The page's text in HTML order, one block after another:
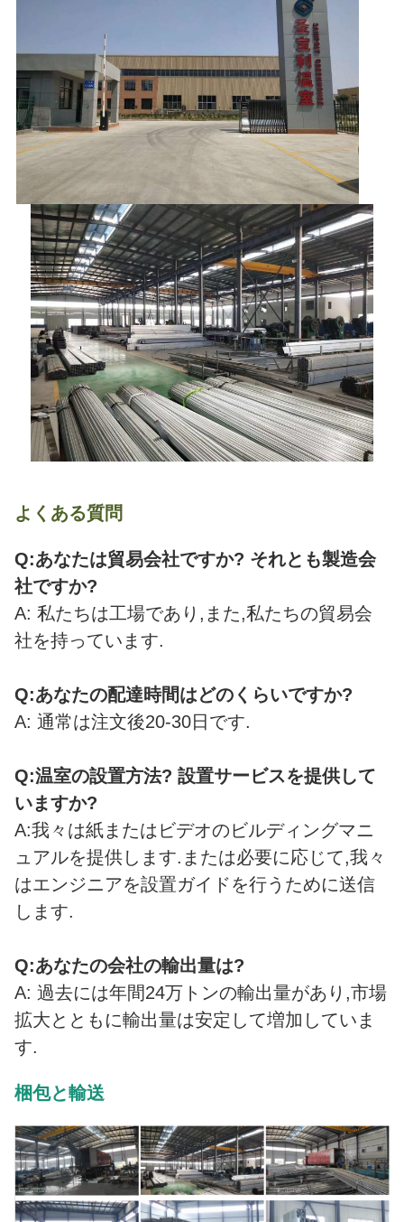
よくある質問
Q:あなたは貿易会社ですか? それとも製造会
社ですか?
A: 私たちは工場であり,また,私たちの貿易会
社を持っています.
Q:あなたの配達時間はどのくらいですか?
A: 通常は注文後20-30日です.
Q:温室の設置方法? 設置サービスを提供して
いますか?
A:我々は紙またはビデオのビルディングマニ
ュアルを提供します.または必要に応じて,我々
はエンジニアを設置ガイドを行うために送信
します.
Q:あなたの会社の輸出量は?
A: 過去には年間24万トンの輸出量があり,市場
拡大とともに輸出量は安定して増加していま
す.
梱包と輸送